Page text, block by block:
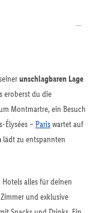
unschlagbaren Lage
eroberst du die
Montmartre, ein Besuch
Élysées – Pariswartet auf
lädt zu entspannten
alles für deinen
und exklusive